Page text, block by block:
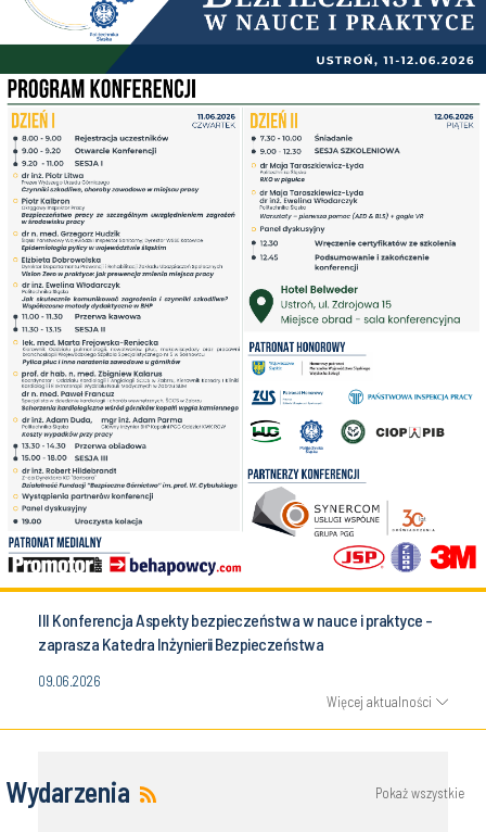
III Konferencja Aspekty bezpieczeństwa w nauce i praktyce -
zaprasza Katedra Inżynierii Bezpieczeństwa
09.06.2026
Więcej aktualności
Wydarzenia Pokaż wszystkie